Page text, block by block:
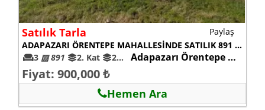
Satılık Tarla
ADAPAZARI ÖRENTEPE MAHALLESİNDE SATILIK 891 M2 TARLA
3 ▨ 891 2. Kat 21-25 Adapazarı Örentepe mah.
Fiyat: 900,000 ₺
Hemen Ara
Paylaş